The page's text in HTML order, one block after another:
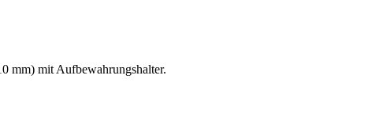
mm) mit Aufbewahrungshalter.